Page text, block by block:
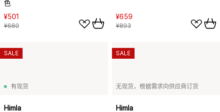
色
¥501
¥680
¥659
¥893
有现货
Himla
SALE
无现货，根据需求向供应商订货
Himla
SALE